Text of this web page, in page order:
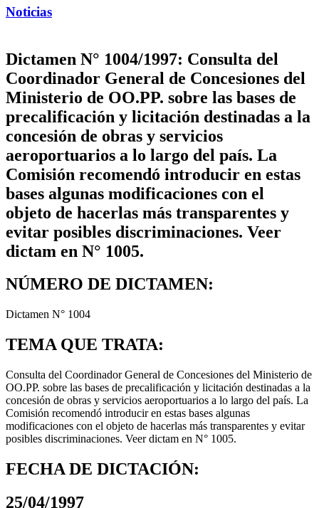
Noticias
Dictamen N° 1004/1997: Consulta del
Coordinador General de Concesiones del
Ministerio de OO.PP. sobre las bases de
precalificación y licitación destinadas a la
concesión de obras y servicios
aeroportuarios a lo largo del país. La
Comisión recomendó introducir en estas
bases algunas modificaciones con el
objeto de hacerlas más transparentes y
evitar posibles discriminaciones. Veer
dictam en N° 1005.
NÚMERO DE DICTAMEN:
Dictamen N° 1004
TEMA QUE TRATA:
Consulta del Coordinador General de Concesiones del Ministerio de
OO.PP. sobre las bases de precalificación y licitación destinadas a la
concesión de obras y servicios aeroportuarios a lo largo del país. La
Comisión recomendó introducir en estas bases algunas
modificaciones con el objeto de hacerlas más transparentes y evitar
posibles discriminaciones. Veer dictam en N° 1005.
FECHA DE DICTACIÓN:
25/04/1997